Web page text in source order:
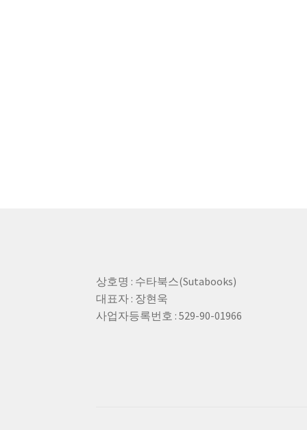
상호명 : 수타북스(Sutabooks)
대표자 : 장현욱
사업자등록번호 : 529-90-01966